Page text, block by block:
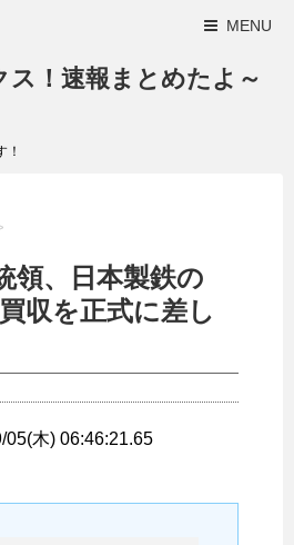
MENU
ス！速報まとめたよ～
！
領、日本製鉄の
収を正式に差し
05(木) 06:46:21.65